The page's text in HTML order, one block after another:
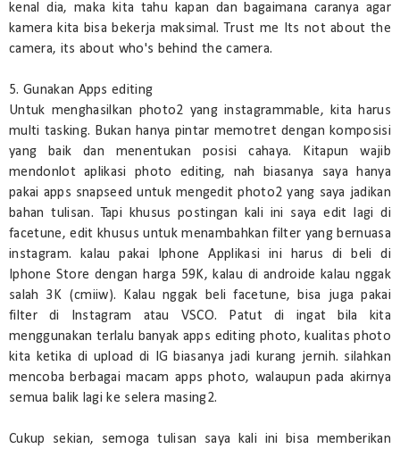
kenal dia, maka kita tahu kapan dan bagaimana caranya agar
kamera kita bisa bekerja maksimal. Trust me Its not about the
camera, its about who's behind the camera.
5. Gunakan Apps editing
Untuk menghasilkan photo2 yang instagrammable, kita harus
multi tasking. Bukan hanya pintar memotret dengan komposisi
yang baik dan menentukan posisi cahaya. Kitapun wajib
mendonlot aplikasi photo editing, nah biasanya saya hanya
pakai apps snapseed untuk mengedit photo2 yang saya jadikan
bahan tulisan. Tapi khusus postingan kali ini saya edit lagi di
facetune, edit khusus untuk menambahkan filter yang bernuasa
instagram. kalau pakai Iphone Applikasi ini harus di beli di
Iphone Store dengan harga 59K, kalau di androide kalau nggak
salah 3K (cmiiw). Kalau nggak beli facetune, bisa juga pakai
filter di Instagram atau VSCO. Patut di ingat bila kita
menggunakan terlalu banyak apps editing photo, kualitas photo
kita ketika di upload di IG biasanya jadi kurang jernih. silahkan
mencoba berbagai macam apps photo, walaupun pada akirnya
semua balik lagi ke selera masing2.
Cukup sekian, semoga tulisan saya kali ini bisa memberikan